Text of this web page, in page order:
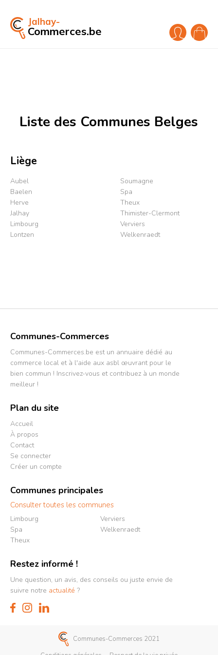
Jalhay-
Commerces.be
Liste des Communes Belges
Liège
Aubel
Baelen
Herve
Jalhay
Limbourg
Lontzen
Soumagne
Spa
Theux
Thimister-Clermont
Verviers
Welkenraedt
Communes-Commerces
Communes-Commerces.be est un annuaire dédié au
commerce local et à l'aide aux asbl œuvrant pour le
bien commun ! Inscrivez-vous et contribuez à un monde
meilleur !
Plan du site
Accueil
À propos
Contact
Se connecter
Créer un compte
Communes principales
Consulter toutes les communes
Limbourg
Spa
Theux
Verviers
Welkenraedt
Restez informé !
Une question, un avis, des conseils ou juste envie de
suivre notre actualité ?
Communes-Commerces 2021